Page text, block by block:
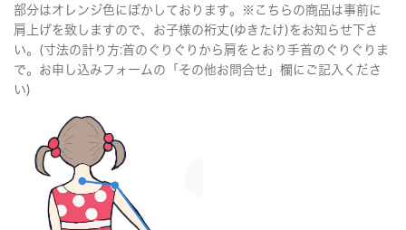
部分はオレンジ色にぼかしております。※こちらの商品は事前に
肩上げを致しますので、お子様の裄丈(ゆきたけ)をお知らせ下さ
い。(寸法の計り方:首のぐりぐりから肩をとおり手首のぐりぐりま
で。お申し込みフォームの「その他お問合せ」欄にご記入くださ
い)